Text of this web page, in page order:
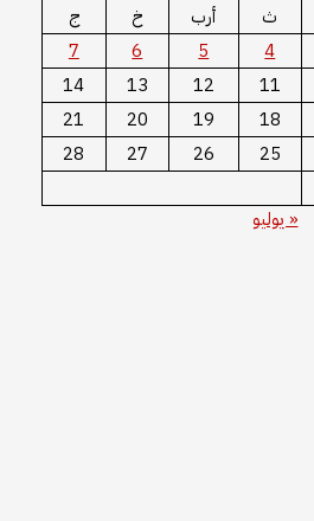
ث أرب خ
ج
4
5
6
7
11
12
13
14
18
19
20
21
25
26
27
28
« يوليو